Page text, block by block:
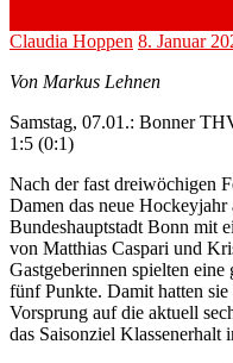
Claudia Hoppen 8. Januar
Von Markus Lehnen
Samstag, 07.01 .: Bonner
1:5 (0:1)
Nach derfast dreiwöchigen
Damen das neue Hockeyjahr
Bundeshauptstadt Bonn mit
von Matthias Caspari und
Gastgeberinnen spielten
fünf Punkte. Damit hatten
Vorsprung auf die aktuell
das Saisonziel Klassenerhalt